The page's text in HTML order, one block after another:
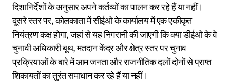
दिशानिर्देशों के अनुसार अपने कर्तव्यों का पालन कर रहे हैं या नहीं।
दूसरे स्तर पर, कोलकाता में सीईओ के कार्यालय में एक एकीकृत
नियंत्रण कक्ष होगा, जहां से यह निगरानी की जाएगी कि क्या डीईओ के वे
चुनावी अधिकारी बूथ, मतदान केंद्र और क्षेत्र स्तर पर चुनाव
प्रक्रियाओं के बारे में आम जनता और राजनीतिक दलों दोनों से प्राप्त
शिकायतों का तुरंत समाधान कर रहे हैं या नहीं।